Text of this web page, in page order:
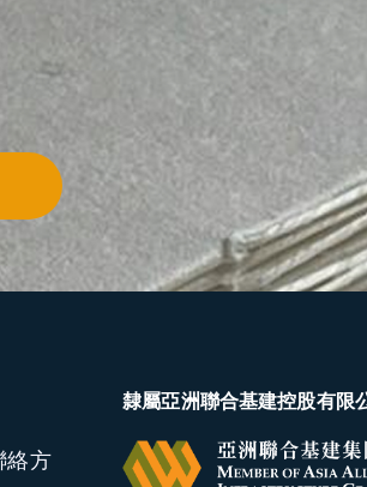
絡方
隸屬亞洲聯合基建控股有限